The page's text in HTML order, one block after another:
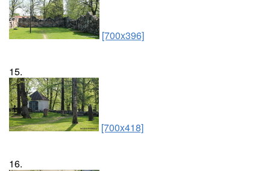
[700x396]
15.
[700x418]
16.